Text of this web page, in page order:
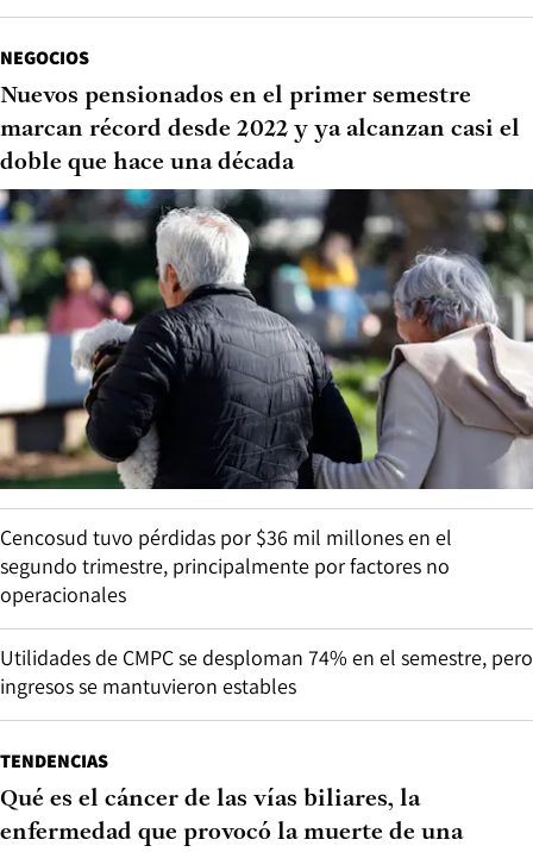
NEGOCIOS
Nuevos pensionados en el primer semestre
marcan récord desde 2022 y ya alcanzan casi el
doble que hace una década
Cencosud tuvo pérdidas por $36 mil millones en el
segundo trimestre, principalmente por factores no
operacionales
Utilidades de CMPC se desploman 74% en el semestre, pero
ingresos se mantuvieron estables
TENDENCIAS
Qué es el cáncer de las vías biliares, la
enfermedad que provocó la muerte de una